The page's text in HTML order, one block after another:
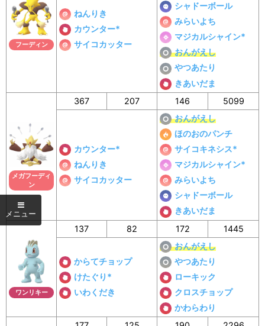
フーディン
ねんりき
カウンター*
サイコカッター
シャドーボール
みらいよち
マジカルシャイン*
おんがえし
やつあたり
きあいだま
メガフーディ
ン
367 207 146 5099
カウンター*
ねんりき
サイコカッター
おんがえし
ほのおのパンチ
サイコキネシス*
マジカルシャイン*
みらいよち
シャドーボール
きあいだま
ワンリキー
137 82 172 1445
からてチョップ
けたぐり*
いわくだき
おんがえし
やつあたり
ローキック
クロスチョップ
かわらわり